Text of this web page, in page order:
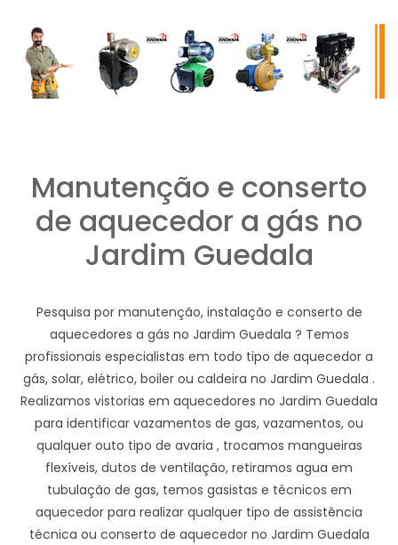
Manutenção e conserto
de aquecedor a gás no
Jardim Guedala
Pesquisa por manutenção, instalação e conserto de
aquecedores a gás no Jardim Guedala ? Temos
profissionais especialistas em todo tipo de aquecedor a
gás, solar, elétrico, boiler ou caldeira no Jardim Guedala .
Realizamos vistorias em aquecedores no Jardim Guedala
para identificar vazamentos de gas, vazamentos, ou
qualquer outo tipo de avaria , trocamos mangueiras
flexíveis, dutos de ventilação, retiramos agua em
tubulação de gas, temos gasistas e técnicos em
aquecedor para realizar qualquer tipo de assistência
técnica ou conserto de aquecedor no Jardim Guedala